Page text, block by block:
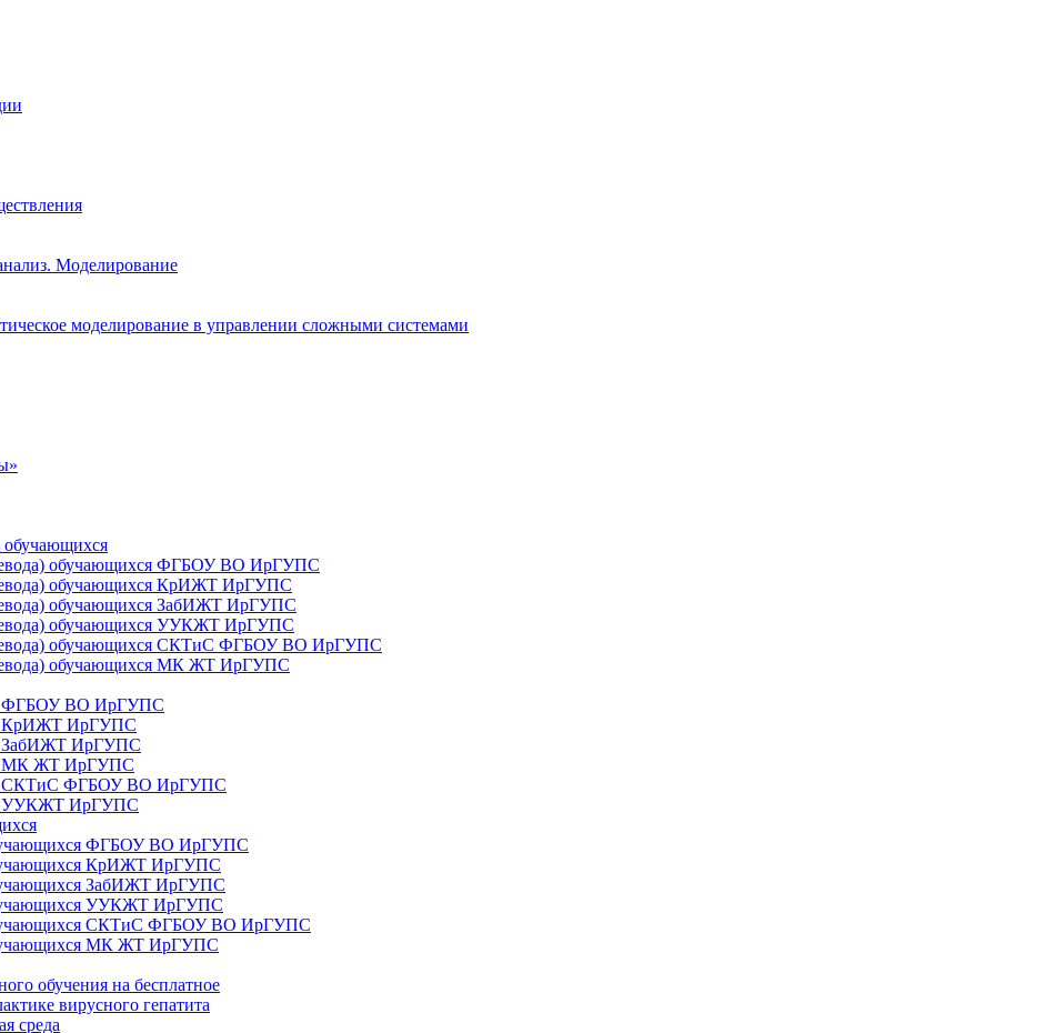
Моделирование
моделирование в управлении сложными системами
обучающихся
обучающихся ФГБОУ ВО ИрГУПС
обучающихся КрИЖТ ИрГУПС
обучающихся ЗабИЖТ ИрГУПС
обучающихся УУКЖТ ИрГУПС
обучающихся СКТиС ФГБОУ ВО ИрГУПС
обучающихся МК ЖТ ИрГУПС
ФГБОУ ВО ИрГУПС
КрИЖТ ИрГУПС
ЗабИЖТ ИрГУПС
МК ЖТ ИрГУПС
СКТиС ФГБОУ ВО ИрГУПС
УУКЖТ ИрГУПС
ФГБОУ ВО ИрГУПС
КрИЖТ ИрГУПС
ЗабИЖТ ИрГУПС
УУКЖТ ИрГУПС
СКТиС ФГБОУ ВО ИрГУПС
МК ЖТ ИрГУПС
обучения на бесплатное
вирусного гепатита
среда